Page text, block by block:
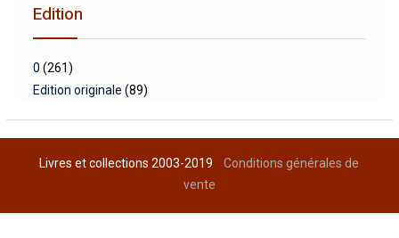
Edition
0 (261)
Edition originale (89)
Livres et collections 2003-2019Conditions générales de
vente